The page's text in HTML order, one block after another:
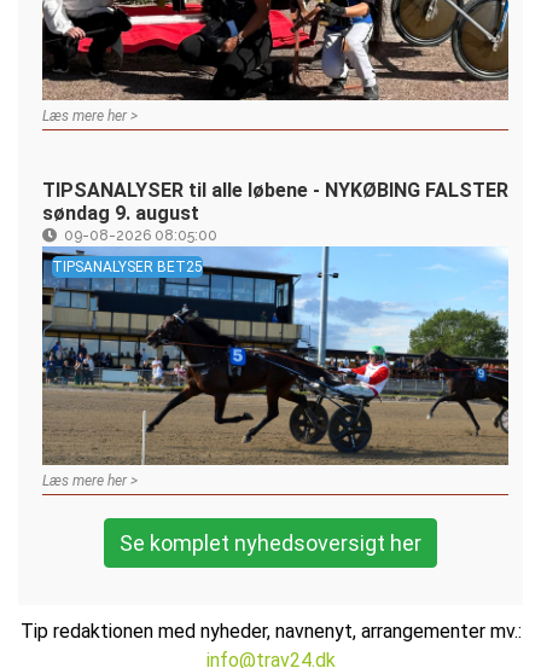
Læs mere her >
TIPSANALYSER til alle løbene - NYKØBING FALSTER
søndag 9. august
09-08-2026 08:05:00
TIPSANALYSER BET25
Læs mere her >
Se komplet nyhedsoversigt her
Tip redaktionen med nyheder, navnenyt, arrangementer mv.:
info@trav24.dk